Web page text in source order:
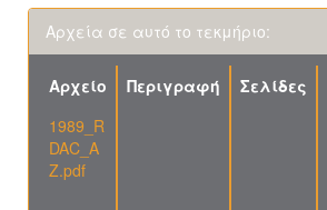
Αρχεία σε αυτό το τεκμήριο:
Αρχείο Περιγραφή Σελίδες
1989_R
DAC_A
Z.pdf